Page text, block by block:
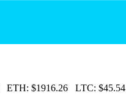
ETH:$1916.26 LTC:$45.54